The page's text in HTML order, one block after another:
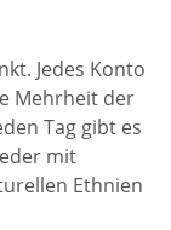
Jedes Konto
Mehrheit der
Tag gibt es
mit
Ethnien